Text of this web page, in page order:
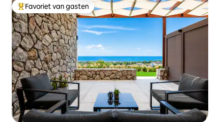
Topfavoriet van gasten
Favoriet van gasten